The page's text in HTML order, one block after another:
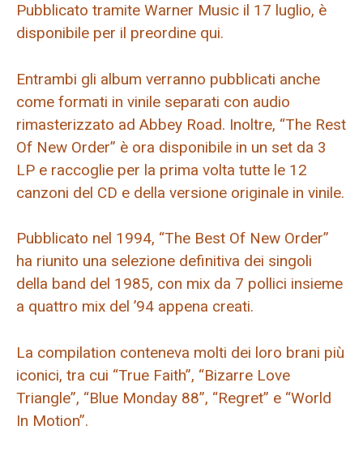
Pubblicato tramite Warner Music il 17 luglio, è
disponibile per il preordine qui.
Entrambi gli album verranno pubblicati anche
come formati in vinile separati con audio
rimasterizzato ad Abbey Road. Inoltre, “The Rest
Of New Order” è ora disponibile in un set da 3
LP e raccoglie per la prima volta tutte le 12
canzoni del CD e della versione originale in vinile.
Pubblicato nel 1994, “The Best Of New Order”
ha riunito una selezione definitiva dei singoli
della band del 1985, con mix da 7 pollici insieme
a quattro mix del ’94 appena creati.
La compilation conteneva molti dei loro brani più
iconici, tra cui “True Faith”, “Bizarre Love
Triangle”, “Blue Monday 88”, “Regret” e “World
In Motion”.